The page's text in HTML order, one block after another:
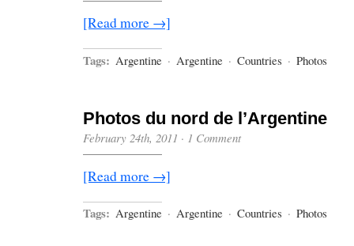
[Read more →]
Tags: Argentine · Argentine · Countries · Photos
Photos du nord de l’Argentine
February 24th, 2011 · 1 Comment
[Read more →]
Tags: Argentine · Argentine · Countries · Photos